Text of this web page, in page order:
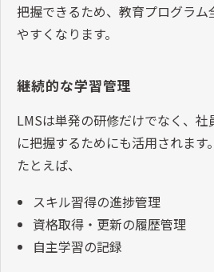
把握できるため、教育プログラム
やすくなります。
継続的な学習管理
LMSは単発の研修だけでなく、
に把握するためにも活用されます。
たとえば、
スキル習得の進捗管理
資格取得・更新の履歴管理
自主学習の記録